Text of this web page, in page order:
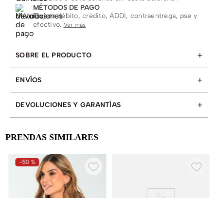
MÉTODOS DE PAGO
Tarjeta débito, crédito, ADDI, contraentrega, pse y
efectivo. Ver más
SOBRE EL PRODUCTO +
ENVÍOS +
DEVOLUCIONES Y GARANTÍAS +
PRENDAS SIMILARES
-50 %